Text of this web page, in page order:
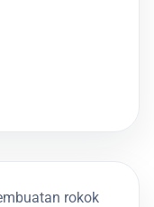
rokok